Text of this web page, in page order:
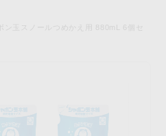
ン玉スノールつめかえ用 880mL 6個セ